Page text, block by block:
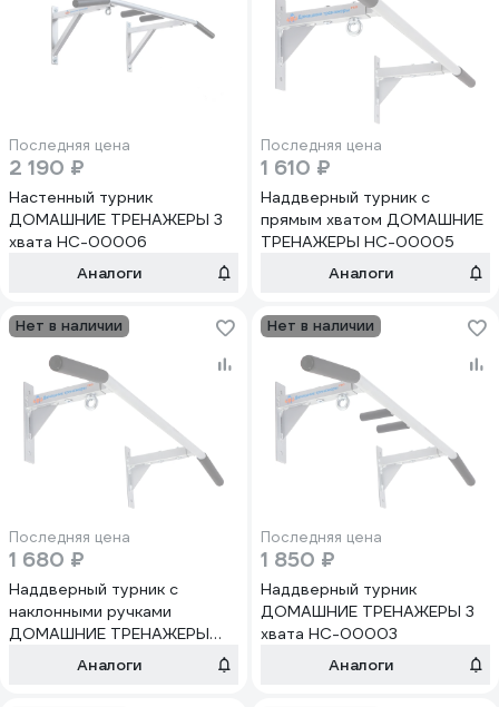
Последняя цена
2 190 ₽
Настенный турник
ДОМАШНИЕ ТРЕНАЖЕРЫ 3
хвата НС-00006
Аналоги
Последняя цена
1 610 ₽
Наддверный турник с
прямым хватом ДОМАШНИЕ
ТРЕНАЖЕРЫ НС-00005
Аналоги
Нет в наличии
Последняя цена
1 680 ₽
Наддверный турник с
наклонными ручками
ДОМАШНИЕ ТРЕНАЖЕРЫ
НС-00004Аналоги
Нет в наличии
Последняя цена
1 850 ₽
Наддверный турник
ДОМАШНИЕ ТРЕНАЖЕРЫ 3
хвата НС-00003
Аналоги